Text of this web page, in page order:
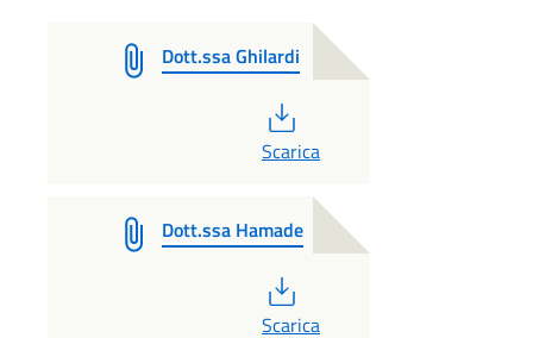
Dott.ssa Ghilardi
PDF
Scarica
Dott.ssa Hamade
PDF
Scarica